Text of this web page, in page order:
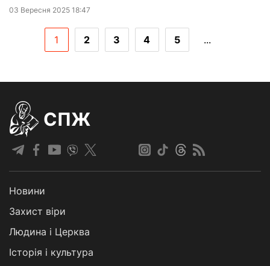
03 Вересня 2025 18:47
1 2 3 4 5 ...
СПЖ
Новини
Захист віри
Людина і Церква
Історія і культура